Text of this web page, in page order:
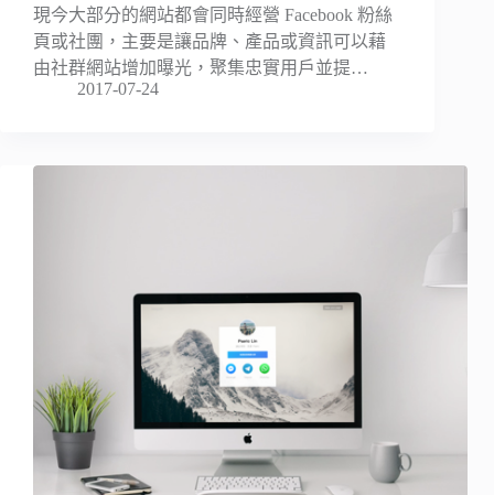
現今大部分的網站都會同時經營 Facebook 粉絲
頁或社團，主要是讓品牌、產品或資訊可以藉
由社群網站增加曝光，聚集忠實用戶並提…
2017-07-24